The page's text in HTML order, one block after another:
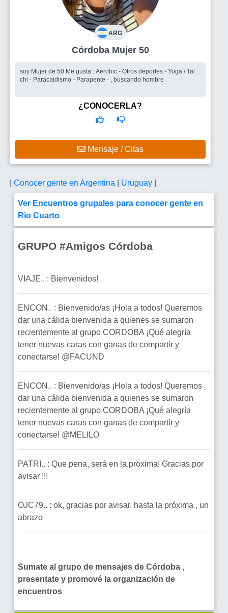
ARG
Córdoba Mujer 50
soy Mujer de 50 Me gusta : Aerobic - Otros deportes - Yoga / Tai
chi - Paracaidismo - Parapente - , buscando hombre
¿CONOCERLA?
Mensaje / Citas
Conocer gente en Argentina Uruguay
Ver Encuentros grupales para conocer gente en
Rio Cuarto
GRUPO #Amigos Córdoba
VIAJE.. : Bienvenidos!
ENCON.. : Bienvenido/as ¡Hola a todos! Queremos
dar una cálida bienvenida a quienes se sumaron
recientemente al grupo CORDOBA ¡Qué alegría
tener nuevas caras con ganas de compartir y
conectarse! @FACUND
ENCON.. : Bienvenido/as ¡Hola a todos! Queremos
dar una cálida bienvenida a quienes se sumaron
recientemente al grupo CORDOBA ¡Qué alegría
tener nuevas caras con ganas de compartir y
conectarse! @MELILO
PATRI.. : Que pena, será en la.proxima! Gracias por
avisar !!!
OJC79.. : ok, gracias por avisar, hasta la próxima , un
abrazo
Sumate al grupo de mensajes de Córdoba ,
presentate y promové la organización de
encuentros